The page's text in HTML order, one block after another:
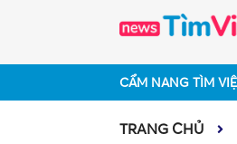
CẨM NANG TÌM
TRANG CHỦ